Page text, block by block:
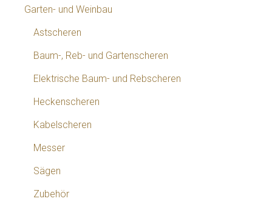
Garten- und Weinbau
Astscheren
Baum-, Reb- und Gartenscheren
Elektrische Baum- und Rebscheren
Heckenscheren
Kabelscheren
Messer
Sägen
Zubehör